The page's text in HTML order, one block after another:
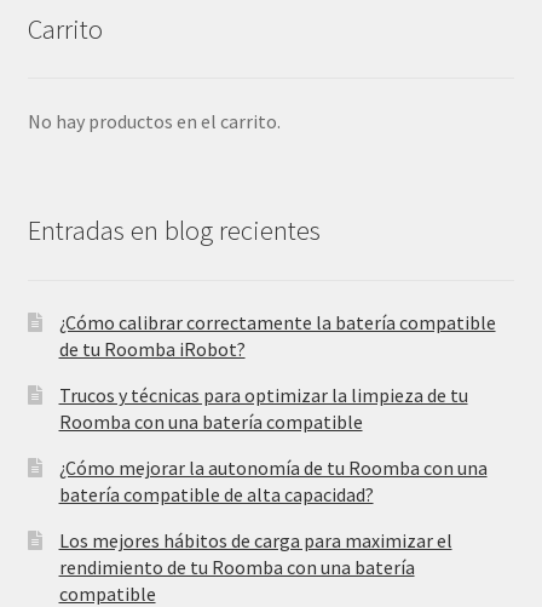
Carrito
No hay productos en el carrito.
Entradas en blog recientes
¿Cómo calibrar correctamente la batería compatible
de tu Roomba iRobot?
Trucos y técnicas para optimizar la limpieza de tu
Roomba con una batería compatible
¿Cómo mejorar la autonomía de tu Roomba con una
batería compatible de alta capacidad?
Los mejores hábitos de carga para maximizar el
rendimiento de tu Roomba con una batería
compatible